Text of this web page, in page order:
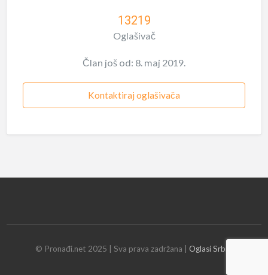
13219
Oglašivač
Član još od: 8. maj 2019.
Kontaktiraj oglašivača
© Pronađi.net 2025 | Sva prava zadržana | Oglasi Srbija